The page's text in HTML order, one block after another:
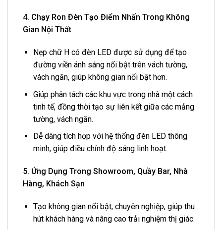
4. Chạy Ron Đèn Tạo Điểm Nhấn Trong Không
Gian Nội Thất
Nẹp chữ H có đèn LED được sử dụng để tạo
đường viền ánh sáng nổi bật trên vách tường,
vách ngăn, giúp không gian nổi bật hơn.
Giúp phân tách các khu vực trong nhà một cách
tinh tế, đồng thời tạo sự liên kết giữa các mảng
tường, vách ngăn.
Dễ dàng tích hợp với hệ thống đèn LED thông
minh, giúp điều chỉnh độ sáng linh hoạt.
5. Ứng Dụng Trong Showroom, Quầy Bar, Nhà
Hàng, Khách Sạn
Tạo không gian nổi bật, chuyên nghiệp, giúp thu
hút khách hàng và nâng cao trải nghiệm thị giác.